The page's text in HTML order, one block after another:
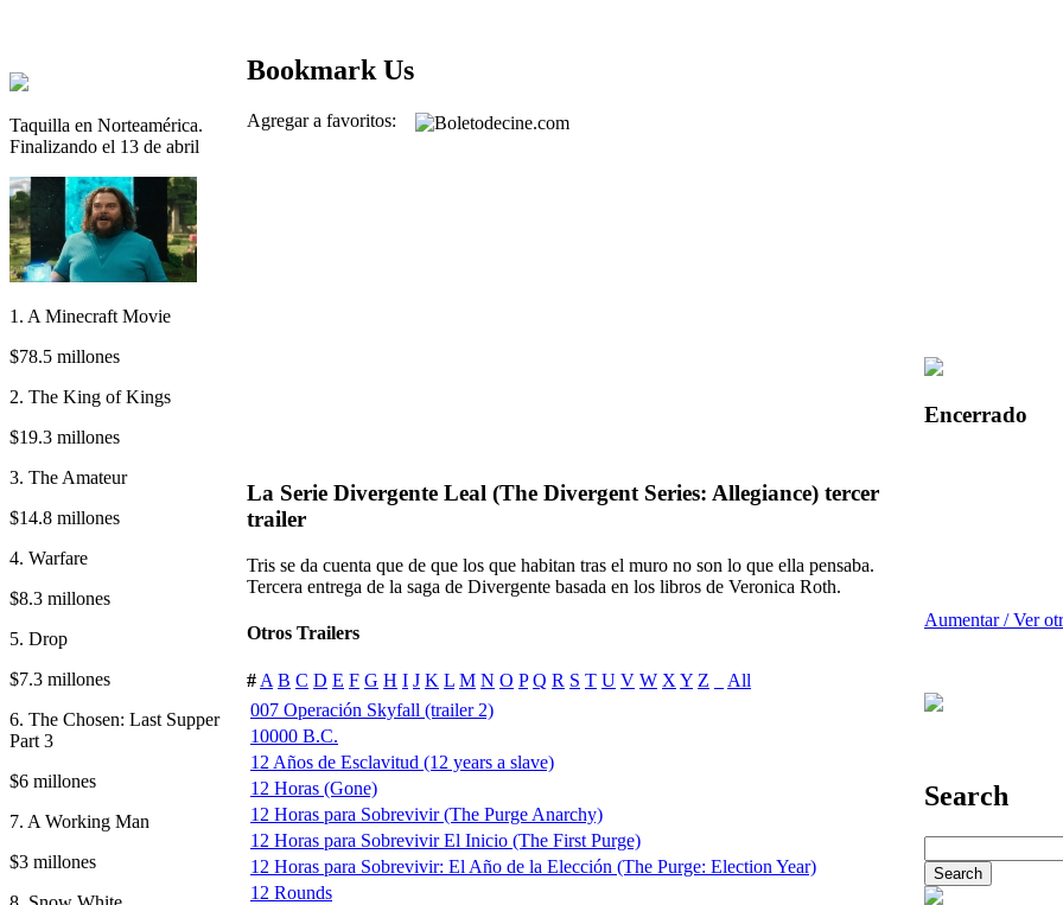
Taquilla en Norteamérica.
Finalizando el 13 de abril
1. A Minecraft Movie
$78.5 millones
2. The King of Kings
$19.3 millones
3. The Amateur
$14.8 millones
4. Warfare
$8.3 millones
5. Drop
$7.3 millones
6. The Chosen: Last Supper
Part 3
$6 millones
7. A Working Man
$3 millones
Bookmark Us
Agregar a favoritos:
La Serie Divergente Leal (The Divergent Series: Allegiance) tercer
trailer
Tris se da cuenta que de que los que habitan tras el muro no son lo que ella pensaba.
Tercera entrega de la saga de Divergente basada en los libros de Veronica Roth.
Otros Trailers
# A B C D E F G H I J K L M N O P Q R S T U V W X Y Z
All
007 Operación Skyfall (trailer 2)
10000 B.C.
12 Años de Esclavitud (12 years a slave)
12 Horas (Gone)
12 Horas para Sobrevivir (The Purge Anarchy)
12 Horas para Sobrevivir El Inicio (The First Purge)
12 Horas para Sobrevivir: El Año de la Elección (The Purge: Election Year)
12 Rounds
Encerrado
Aumentar / Ver
Search